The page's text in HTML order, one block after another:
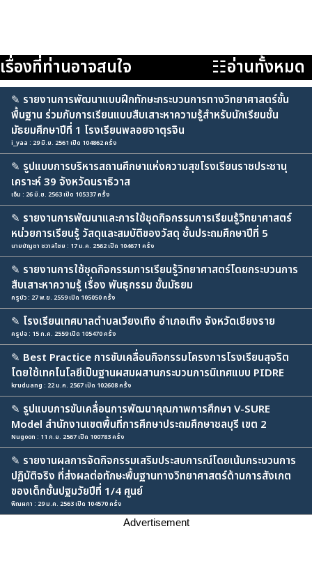
เรื่องที่ท่านอาจสนใจ ☷อ่านทั้งหมด
✎ รายงานการพัฒนาแบบฝึกทักษะกระบวนการทางวิทยาศาสตร์ขั้น
พื้นฐาน ร่วมกับการเรียนแบบสืบเสาะหาความรู้สำหรับนักเรียนชั้น
มัธยมศึกษาปีที่ 1 โรงเรียนพลอยจาตุรจิน
i_yaa : 29 มิ.ย. 2561 เปิด 104862 ครั้ง
✎ รูปแบบการบริหารสถานศึกษาแห่งความสุขโรงเรียนราชประชานุ
เคราะห์ 39 จังหวัดนราธิวาส
เอ็ม : 26 มิ.ย. 2563 เปิด 105337 ครั้ง
✎ รายงานการพัฒนาและการใช้ชุดกิจกรรมการเรียนรู้วิทยาศาสตร์
หน่วยการเรียนรู้ วัสดุและสมบัติของวัสดุ ชั้นประถมศึกษาปีที่ 5
นายบัญชา ชวาลไชย : 17 ม.ค. 2562 เปิด 104671 ครั้ง
✎ รายงานการใช้ชุดกิจกรรมการเรียนรู้วิทยาศาสตร์โดยกระบวนการ
สืบเสาะหาความรู้ เรื่อง พันธุกรรม ชั้นมัธยม
ครูบัว : 27 พ.ย. 2559 เปิด 105050 ครั้ง
✎ โรงเรียนเทศบาลตำบลเวียงเทิง อำเภอเทิง จังหวัดเชียงราย
ครูปอ : 15 ก.ค. 2559 เปิด 105470 ครั้ง
✎ Best Practice การขับเคลื่อนกิจกรรมโครงการโรงเรียนสุจริต
โดยใช้เทคโนโลยีเป็นฐานผสมผสานกระบวนการนิเทศแบบ PIDRE
kruduang : 22 ม.ค. 2567 เปิด 102608 ครั้ง
✎ รูปแบบการขับเคลื่อนการพัฒนาคุณภาพการศึกษา V-SURE
Model สำนักงานเขตพื้นที่การศึกษาประถมศึกษาชลบุรี เขต 2
Nugoon : 11 ก.ย. 2567 เปิด 100783 ครั้ง
✎ รายงานผลการจัดกิจกรรมเสริมประสบการณ์โดยเน้นกระบวนการ
ปฏิบัติจริง ที่ส่งผลต่อทักษะพื้นฐานทางวิทยาศาสตร์ด้านการสังเกต
ของเด็กชั้นปฐมวัยปีที่ 1/4 ศูนย์
พิณผกา : 29 ม.ค. 2563 เปิด 104570 ครั้ง
Advertisement